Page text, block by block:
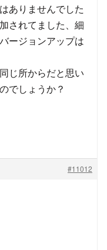
ありませんでした
されてました、細
ージョンアップは
じ所からだと思い
でしょうか？
#11012